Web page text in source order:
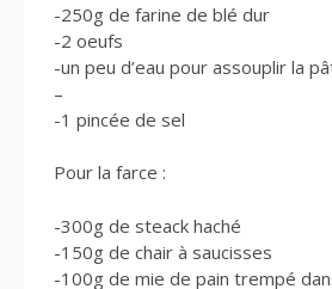
-250g de farine de blé dur
-2 oeufs
-un peu d’eau pour assouplir la
–
-1 pincée de sel
Pour la farce :
-300g de steack haché
-150g de chair à saucisses
-100g de mie de pain trempé